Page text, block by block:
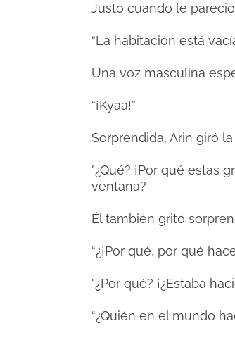
Justo cuando le
“La habitación está
Una voz masculina
“¡Kyaa!”
Sorprendida, Arin giró
"¿Qué? ¡Por qué estas
ventana?
Él también gritó
“¿¡Por qué, por qué
"¿Por qué? ¡¿Estaba
“¿Quién en el mundo